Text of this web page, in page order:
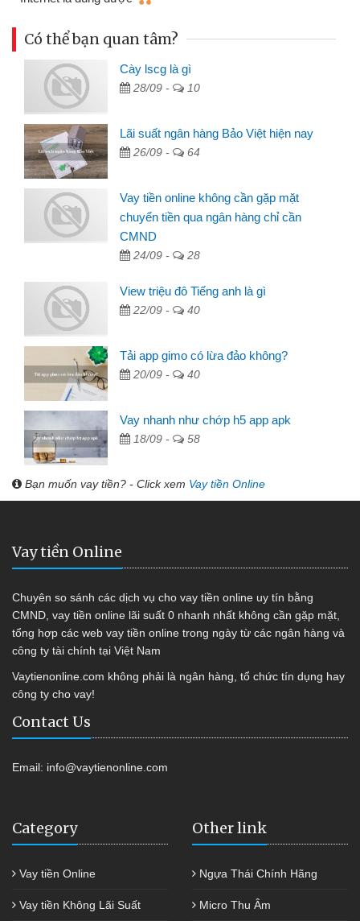
Có thể bạn quan tâm?
Cày lscg là gì
28/09 - 10
Lãi suất ngân hàng Bảo Việt hiện nay
26/09 - 64
Vay tiền online không cần gặp mặt
chuyển tiền qua ngân hàng chỉ cần
CMND
24/09 - 28
View triệu đô Tiếng anh là gì
22/09 - 40
Tải app gimo có lừa đảo không?
20/09 - 40
Vay nhanh như chớp h5 app apk
18/09 - 58
Bạn muốn vay tiền? - Click xem Vay tiền Online
Vay tiền Online
Chuyên so sánh các dịch vụ cho vay tiền online uy tín bằng
CMND, vay tiền online lãi suất 0 nhanh nhất không cần gặp mặt,
tổng hợp các web vay tiền online trong ngày từ các ngân hàng và
công ty tài chính tại Việt Nam
Vaytienonline.com không phải là ngân hàng, tổ chức tín dụng hay
công ty cho vay!
Contact Us
Email: info@vaytienonline.com
Category
Vay tiền Online
Vay tiền Không Lãi Suất
Other link
Ngựa Thái Chính Hãng
Micro Thu Âm